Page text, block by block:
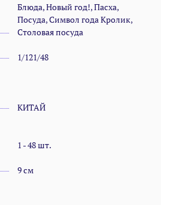
Блюда, Новый год!, Пасха,
Посуда, Символ года Кролик,
Столовая посуда
1/121/48
КИТАЙ
1 - 48 шт.
9 см